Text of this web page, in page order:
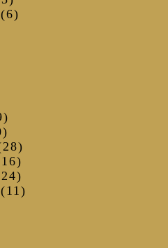
(6)
(11)